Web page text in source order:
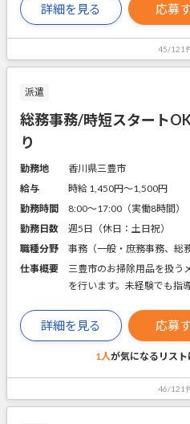
詳細を見る 応募
45/121
派遣
総務事務/時短スタート
り
勤務地
香川県三豊市
給与
時給 1,450円〜1,500円
勤務時間
8:00～17:00（実働8時間）
勤務日数
週5日（休日：土日祝）
職種分野
事務（一般・庶務事務、総
仕事概要
三豊市のお掃除用品を扱う
を行います。未経験でも指
詳細を見る 応募
1人が気になるリスト
46/121